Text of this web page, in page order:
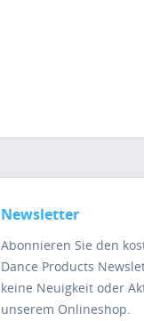
Newsletter
Abonnieren Sie den
Dance Products
keine Neuigkeit oder
unserem Onlineshop.